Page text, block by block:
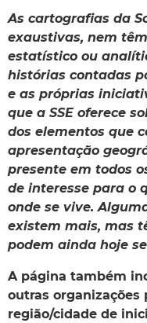
As cartografias da
exaustivas, nem
estatístico ou
histórias contadas
e as próprias
que a SSE oferece
dos elementos que
apresentação
presente em todos
de interesse para o
onde se vive.
existem mais, mas
podem ainda hoje
A página também
outras organizações
região/cidade de